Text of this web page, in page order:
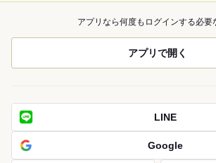
アプリなら何度もログインする必要
アプリで開く
LINE
Google